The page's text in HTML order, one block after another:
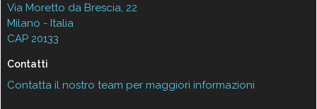
Via Moretto da Brescia, 22
Milano - Italia
CAP 20133
Contatti
Contatta il nostro team per maggiori informazioni